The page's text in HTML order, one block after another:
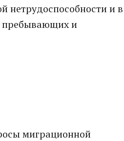
нетрудоспособности и в
пребывающих и
миграционной